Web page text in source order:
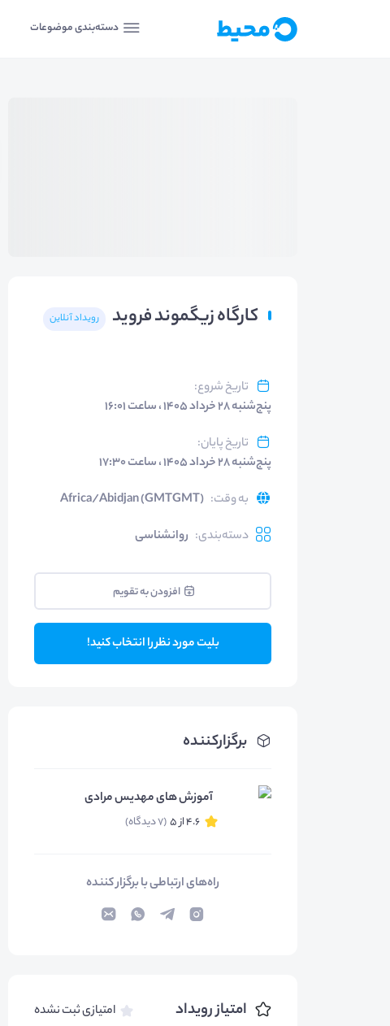
دسته‌بندی موضوعات
کارگاه زیگموند فروید رویداد آنلاین
تاریخ شروع:
پنج‌شنبه ۲۸ خرداد ۱۴۰۵ ، ساعت ۱۶:۰۱
تاریخ پایان:
پنج‌شنبه ۲۸ خرداد ۱۴۰۵ ، ساعت ۱۷:۳۰
به وقت:
Africa/Abidjan (GMTGMT)
دسته‌بندی: روانشناسی
افزودن به تقویم
بلیت مورد نظر را انتخاب کنید!
برگزارکننده
آموزش های مهدیس مرادی
4.6 از 5 (7 دیدگاه)
راه‌های ارتباطی با برگزار کننده
امتیاز رویداد امتیازی ثبت نشده